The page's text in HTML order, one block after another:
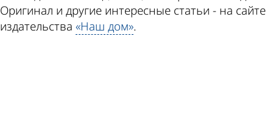
Оригинал и другие интересные статьи - на сайте
издательства «Наш дом».